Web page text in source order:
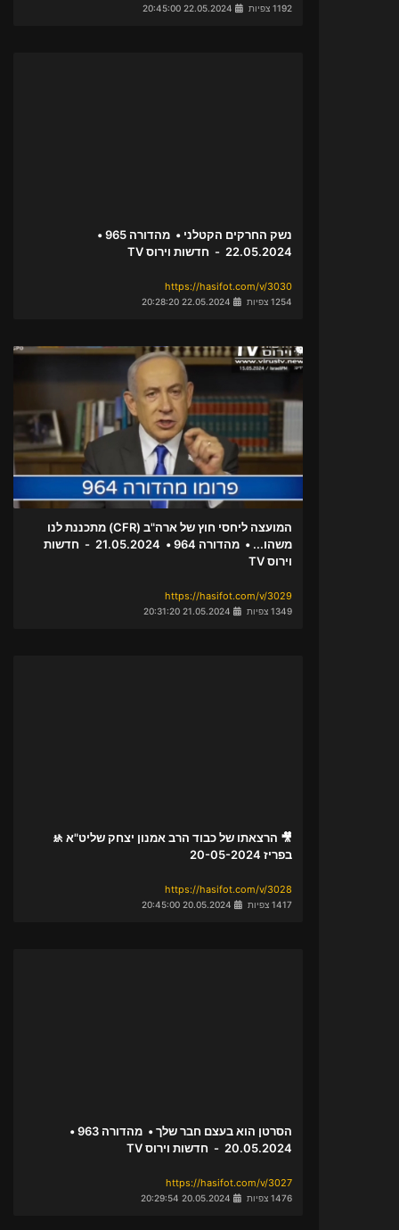
1192 צפיות
נשק החרקים הקטלני • מהדורה 965 •
22.05.2024 - חדשות וירוס TV
https://hasifot.com/v/3030
1254 צפיות
המועצה ליחסי חוץ של ארה"ב (CFR) מתכננת לנו
משהו... • מהדורה 964 • 21.05.2024 - חדשות
וירוס TV
https://hasifot.com/v/3029
1349 צפיות
🎥 הרצאתו של כבוד הרב אמנון יצחק שליט"א 🚸
בפריז 20-05-2024
https://hasifot.com/v/3028
1417 צפיות
הסרטן הוא בעצם חבר שלך • מהדורה 963 •
20.05.2024 - חדשות וירוס TV
https://hasifot.com/v/3027
1476 צפיות